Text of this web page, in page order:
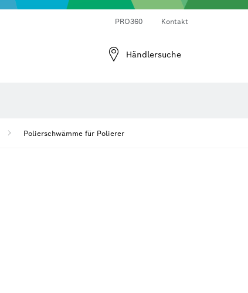
PRO360 Kontakt
Händlersuche
Polierschwämme für Polierer